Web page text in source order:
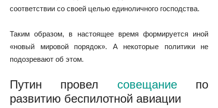
соответствии со своей целью единоличного господства.
Таким образом, в настоящее время формируется иной
«новый мировой порядок». А некоторые политики не
подозревают об этом.
Путин провел совещаниепо
развитию беспилотной авиации